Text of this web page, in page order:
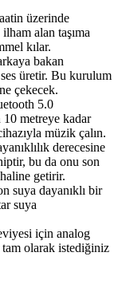
üzerinde
alan taşıma
kılar.
bakan
üretir. Bu kurulum
çekecek.
5.0
10 metreye kadar
müzik çalın.
derecesine
bu da onu son
getirir.
suya dayanıklı bir
suya
için analog
olarak istediğiniz